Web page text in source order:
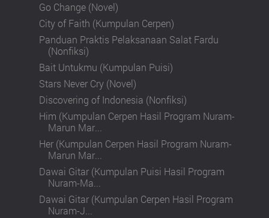
Go Change (Novel)
City of Faith (Kumpulan Cerpen)
Panduan Praktis Pelaksanaan Salat Fardu
(Nonfiksi)
Bait Untukmu (Kumpulan Puisi)
Stars Never Cry (Novel)
Discovering of Indonesia (Nonfiksi)
Him (Kumpulan Cerpen Hasil Program Nuram-
Marun Mar...
Her (Kumpulan Cerpen Hasil Program Nuram-
Marun Mar...
Dawai Gitar (Kumpulan Puisi Hasil Program
Nuram-Ma...
Dawai Gitar (Kumpulan Cerpen Hasil Program
Nuram-J...